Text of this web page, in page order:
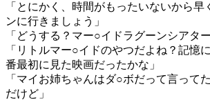
「とにかく、時間がもったいないから早
ンに行きましょう」
「どうする？マー○イドラグーンシアタ
「リトルマー○イドのやつだよね？記憶
番最初に見た映画だったかな」
「マイお姉ちゃんはダ○ボだって言って
だけど」